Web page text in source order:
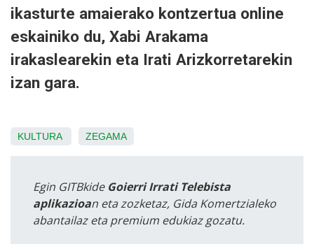
ikasturte amaierako kontzertua online
eskainiko du, Xabi Arakama
irakaslearekin eta Irati Arizkorretarekin
izan gara.
KULTURA ZEGAMA
Egin GITBkide Goierri Irrati Telebista
aplikazioan eta zozketaz, Gida Komertzialeko
abantailaz eta premium edukiaz gozatu.